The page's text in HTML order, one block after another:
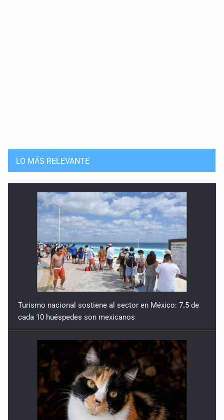
LO MÁS RELEVANTE
Turismo nacional sostiene al sector en México: 7.5 de
cada 10 huéspedes son mexicanos